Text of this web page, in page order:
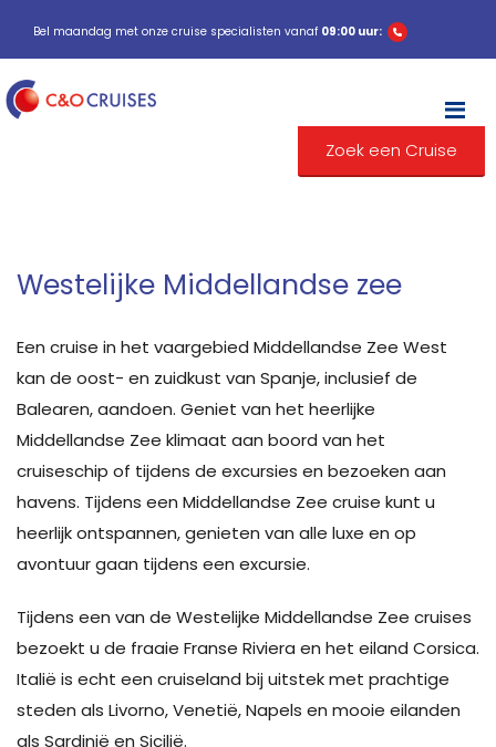
Bel maandag met onze cruise specialisten vanaf 09:00 uur:
Zoek een Cruise
Westelijke Middellandse zee
Een cruise in het vaargebied Middellandse Zee West
kan de oost- en zuidkust van Spanje, inclusief de
Balearen, aandoen. Geniet van het heerlijke
Middellandse Zee klimaat aan boord van het
cruiseschip of tijdens de excursies en bezoeken aan
havens. Tijdens een Middellandse Zee cruise kunt u
heerlijk ontspannen, genieten van alle luxe en op
avontuur gaan tijdens een excursie.
Tijdens een van de Westelijke Middellandse Zee cruises
bezoekt u de fraaie Franse Riviera en het eiland Corsica.
Italië is echt een cruiseland bij uitstek met prachtige
steden als Livorno, Venetië, Napels en mooie eilanden
als Sardinië en Sicilië.